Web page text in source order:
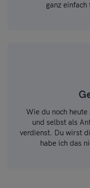
ganz
Wie du noch
und selbst als
verdienst. Du wirst
habe ich das